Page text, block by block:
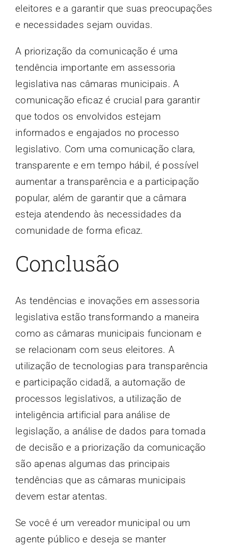
eleitores e a garantir que suas preocupações
e necessidades sejam ouvidas.
A priorização da comunicação é uma
tendência importante em assessoria
legislativa nas câmaras municipais. A
comunicação eficaz é crucial para garantir
que todos os envolvidos estejam
informados e engajados no processo
legislativo. Com uma comunicação clara,
transparente e em tempo hábil, é possível
aumentar a transparência e a participação
popular, além de garantir que a câmara
esteja atendendo às necessidades da
comunidade de forma eficaz.
Conclusão
As tendências e inovações em assessoria
legislativa estão transformando a maneira
como as câmaras municipais funcionam e
se relacionam com seus eleitores. A
utilização de tecnologias para transparência
e participação cidadã, a automação de
processos legislativos, a utilização de
inteligência artificial para análise de
legislação, a análise de dados para tomada
de decisão e a priorização da comunicação
são apenas algumas das principais
tendências que as câmaras municipais
devem estar atentas.
Se você é um vereador municipal ou um
agente público e deseja se manter